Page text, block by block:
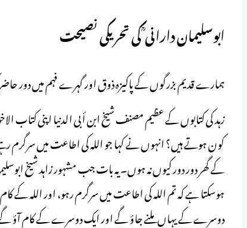
ابوسلیمان دارانی ؒ کی تحریکی نصیحت
ہمارے قدیم بزرگوں کے پاکیزہ ذوق اور گہرے فہم میں دور
زہد کی کتابوں کے عظیم مصنف شیخ ابن أبی الدنیا اپنی کتاب
کون ہوتے ہیں؟ انہوں نے کہا جو اللہ کی اطاعت میں سرگرم
ہوسکتا ہے کہ تم اللہ کی اطاعت میں سرگرم رہو، اور اللہ
دوسرے کے یہاں ملنے جاؤ گے اور ایک دوسرے کے کام آؤ